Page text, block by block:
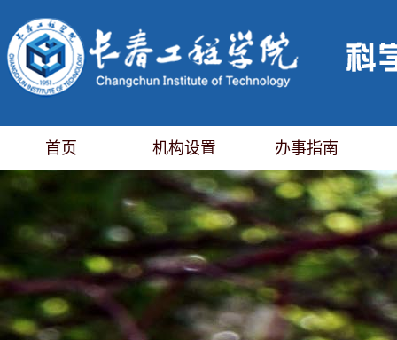
首页 机构设置 办事指南